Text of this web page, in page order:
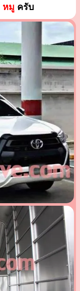
หมู ครับ